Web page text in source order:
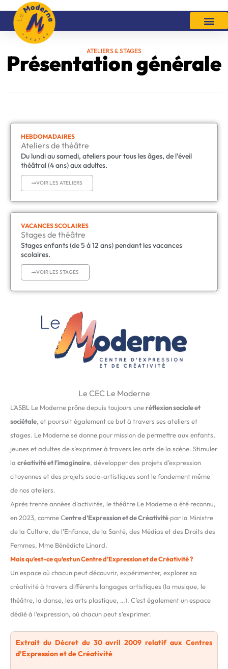
contenu
ATELIERS & STAGES
Présentation générale
HEBDOMADAIRES
Ateliers de théâtre
Du lundi au samedi, ateliers pour tous les âges, de l’éveil
théâtral (4 ans) aux adultes.
VOIR LES ATELIERS
VACANCES SCOLAIRES
Stages de théâtre
Stages enfants (de 5 à 12 ans) pendant les vacances
scolaires.
VOIR LES STAGES
Le CEC Le Moderne
L’ASBL Le Moderne prône depuis toujours uneréflexion sociale et
sociétale, et poursuit également ce but à travers ses ateliers et
stages. Le Moderne se donne pour mission de permettre aux enfants,
jeunes et adultes de s’exprimer à travers les arts de la scène. Stimuler
la créativité et l’imaginaire, développer des projets d’expression
citoyennes et des projets socio-artistiques sont le fondement même
de nos ateliers.
Après trente années d’activités, le théâtre Le Moderne a été reconnu,
en 2023, comme Centre d’Expression et de Créativité par la Ministre
de la Culture, de l’Enfance, de la Santé, des Médias et des Droits des
Femmes, Mme Bénédicte Linard.
Mais qu’est-ce qu’est un Centre d’Expression et de Créativité ?
Un espace où chacun peut découvrir, expérimenter, explorer sa
créativité à travers différents langages artistiques (la musique, le
théâtre, la danse, les arts plastique, …). C’est également un espace
dédié à l’expression, où chacun peut s’exprimer.
Extrait du Décret du 30 avril 2009 relatif aux Centres
d’Expression et de Créativité